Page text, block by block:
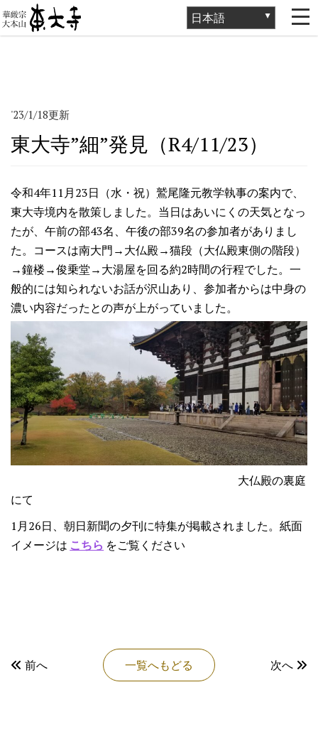
'23/1/18更新
東大寺”細”発見（R4/11/23）
令和4年11月23日（水・祝）鷲尾隆元教学執事の案内で、
東大寺境内を散策しました。当日はあいにくの天気となっ
たが、午前の部43名、午後の部39名の参加者がありまし
た。コースは南大門→大仏殿→猫段（大仏殿東側の階段）
→鐘楼→俊乗堂→大湯屋を回る約2時間の行程でした。一
般的には知られないお話が沢山あり、参加者からは中身の
濃い内容だったとの声が上がっていました。
大仏殿の裏庭
にて
1月26日、朝日新聞の夕刊に特集が掲載されました。紙面
イメージは こちら をご覧ください
前へ 一覧へもどる 次へ